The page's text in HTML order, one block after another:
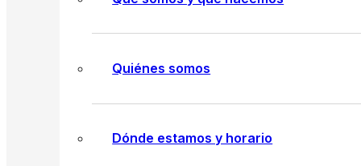
Quiénes somos
Dónde estamos y horario